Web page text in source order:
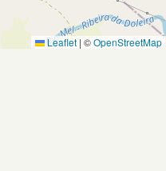
Leaflet | ©OpenStreetMap